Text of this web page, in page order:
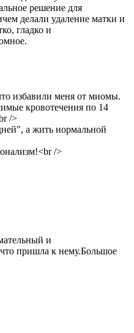
решение для
делали удаление матки и
гладко и
избавили меня от миомы.
кровотечения по 14
/>
а жить нормальной
/>
и
пришла к нему.Большое